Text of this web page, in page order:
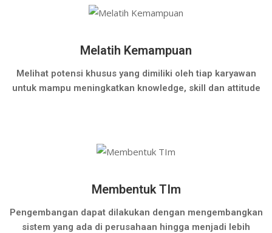
Melatih Kemampuan
Melihat potensi khusus yang dimiliki oleh tiap karyawan
untuk mampu meningkatkan knowledge, skill dan attitude
Membentuk TIm
Pengembangan dapat dilakukan dengan mengembangkan
sistem yang ada di perusahaan hingga menjadi lebih